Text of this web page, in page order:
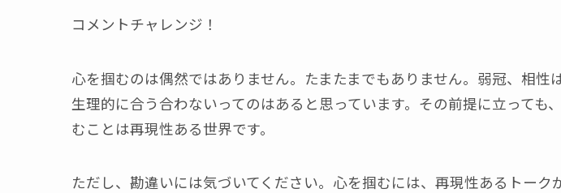
コメントチャレンジ！
心を掴むのは偶然ではありません。たまたまでもありません。弱冠、相性
生理的に合う合わないってのはあると思っています。その前提に立っても
むことは再現性ある世界です。
ただし、勘違いには気づいてください。心を掴むには、再現性あるトーク